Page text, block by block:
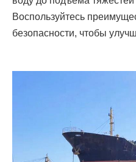
Воспользуйтесь
безопасности, чтобы